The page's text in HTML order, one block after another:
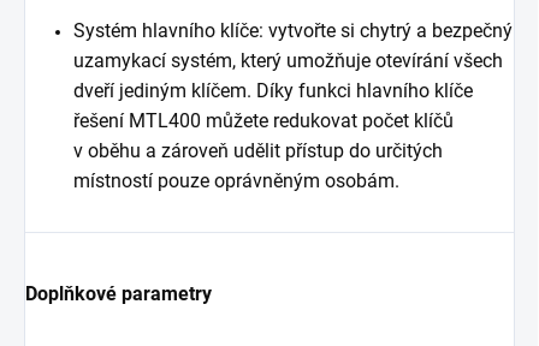
Systém hlavního klíče: vytvořte si chytrý a bezpečný
uzamykací systém, který umožňuje otevírání všech
dveří jediným klíčem. Díky funkci hlavního klíče
řešení MTL400 můžete redukovat počet klíčů
v oběhu a zároveň udělit přístup do určitých
místností pouze oprávněným osobám.
Doplňkové parametry